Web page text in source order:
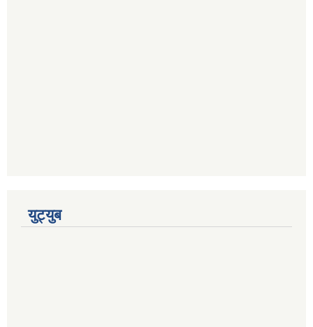
युट्युब